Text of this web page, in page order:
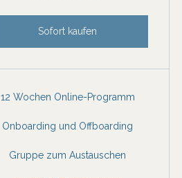
Sofort kaufen
12 Wochen Online-Programm
Onboarding und Offboarding
Gruppe zum Austauschen